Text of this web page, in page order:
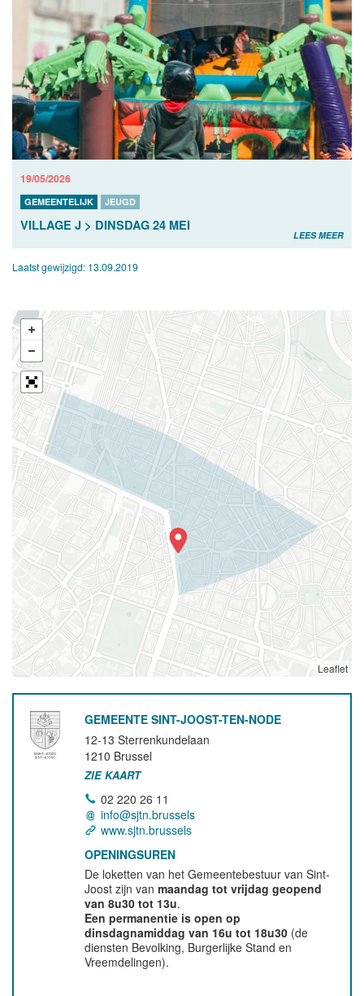
19/05/2026
GEMEENTELIJK JEUGD
VILLAGE J > DINSDAG 24 MEI
LEES MEER
Laatst gewijzigd: 13.09.2019
Leaflet
GEMEENTE SINT-JOOST-TEN-NODE
12-13 Sterrenkundelaan
1210 Brussel
ZIE KAART
02 220 26 11
info@sjtn.brussels
www.sjtn.brussels
OPENINGSUREN
De loketten van het Gemeentebestuur van Sint-
Joost zijn vanmaandag tot vrijdag geopend
van 8u30 tot 13u.
Een permanentie is open op
dinsdagnamiddag van 16u tot 18u30 (de
diensten Bevolking, Burgerlijke Stand en
Vreemdelingen).